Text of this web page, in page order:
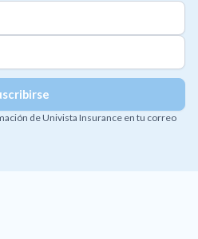
de Univista Insurance en tu correo